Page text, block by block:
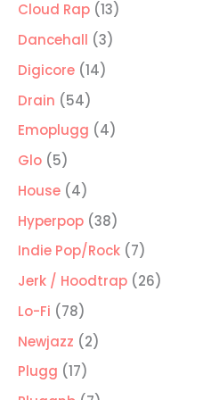
producto
Cloud Rap 1313
Dancehall 33
Digicore 1414
Drain 5454
productos
Emoplugg 44
Glo 55
productos
House 44
productos
Hyperpop 3838
productos
Indie Pop/Rock 77
productos
Jerk / Hoodtrap 2626
Lo-Fi 7878
productos
Newjazz 22
Plugg 1717